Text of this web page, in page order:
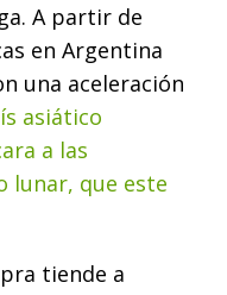
A partir de
en Argentina
una aceleración
asiático
a las
lunar, que este
tiende a